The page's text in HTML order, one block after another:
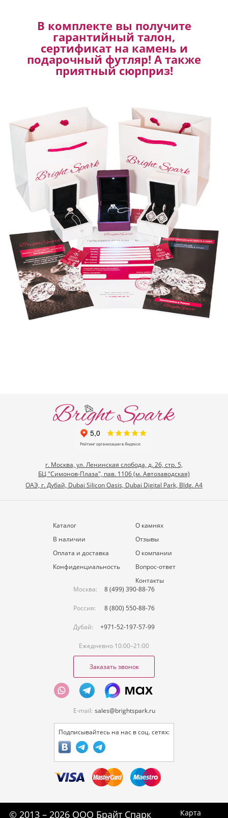
В комплекте вы получите
гарантийный талон,
сертификат на камень и
подарочный футляр! А также
приятный сюрприз!
г. Москва, ул. Ленинская слобода, д. 26, стр. 5,
БЦ "Симонов-Плаза", пав. 1106 (м. Автозаводская)
ОАЭ, г. Дубай, Dubai Silicon Oasis, Dubai Digital Park, Bldg. A4
Каталог
В наличии
Оплата и доставка
Конфиденциальность
О камнях
Отзывы
О компании
Вопрос-ответ
Контакты
Москва:
8 (499) 390-88-76
Россия: 8 (800) 550-88-76
Дубай: +971-52-197-57-99
Ежедневно 10:00–21:00
Заказать звонок
E-mail: sales@brightspark.ru
Подписывайтесь на нас в соц. сетях:
© 2013 – 2026 ООО Брайт Спарк
Карта